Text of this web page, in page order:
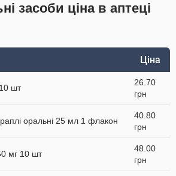
засоби ціна в аптеці
Ціна
шт
26.70
грн
оральні 25 мл 1 флакон
40.80
грн
мг 10 шт
48.00
грн